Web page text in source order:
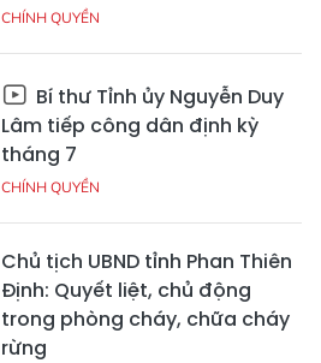
CHÍNH QUYỀN
Bí thư Tỉnh ủy Nguyễn Duy
Lâm tiếp công dân định kỳ
tháng 7
CHÍNH QUYỀN
Chủ tịch UBND tỉnh Phan Thiên
Định: Quyết liệt, chủ động
trong phòng cháy, chữa cháy
rừng